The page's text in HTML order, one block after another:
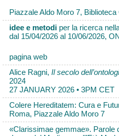
Piazzale Aldo Moro 7,
idee e metodi per la ricerca
dal 15/04/2026 al 10/06/2026,
pagina web
Alice Ragni, Il secolo
2024
27 JANUARY 2026 • 3PM CET
Colere Hereditatem: Cura e
Roma, Piazzale Aldo Moro 7
«Clarissimae gemmae». Parole